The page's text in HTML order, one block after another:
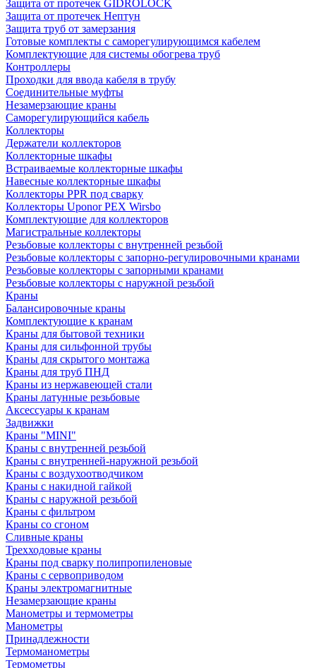
Защита от протечек GIDROLOCK
Защита от протечек Нептун
Защита труб от замерзания
Готовые комплекты с саморегулирующимся кабелем
Комплектующие для системы обогрева труб
Контроллеры
Проходки для ввода кабеля в трубу
Соединительные муфты
Незамерзающие краны
Саморегулирующийся кабель
Коллекторы
Держатели коллекторов
Коллекторные шкафы
Встраиваемые коллекторные шкафы
Навесные коллекторные шкафы
Коллекторы PPR под сварку
Коллекторы Uponor PEX Wirsbo
Комплектующие для коллекторов
Магистральные коллекторы
Резьбовые коллекторы с внутренней резьбой
Резьбовые коллекторы с запорно-регулировочными кранами
Резьбовые коллекторы с запорными кранами
Резьбовые коллекторы с наружной резьбой
Краны
Балансировочные краны
Комплектующие к кранам
Краны для бытовой техники
Краны для сильфонной трубы
Краны для скрытого монтажа
Краны для труб ПНД
Краны из нержавеющей стали
Краны латунные резьбовые
Аксессуары к кранам
Задвижки
Краны "MINI"
Краны с внутренней резьбой
Краны с внутренней-наружной резьбой
Краны с воздухоотводчиком
Краны с накидной гайкой
Краны с наружной резьбой
Краны с фильтром
Краны со сгоном
Сливные краны
Трехходовые краны
Краны под сварку полипропиленовые
Краны с сервоприводом
Краны электромагнитные
Незамерзающие краны
Манометры и термометры
Манометры
Принадлежности
Термоманометры
Термометры